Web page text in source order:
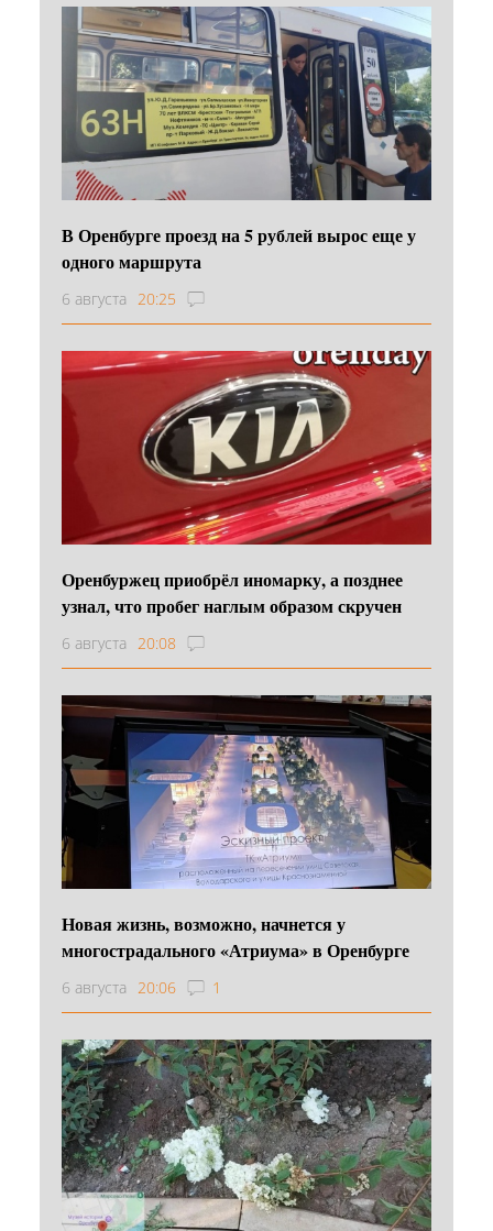
В Оренбурге проезд на 5 рублей вырос еще у
одного маршрута
6 августа 20:25
Оренбуржец приобрёл иномарку, а позднее
узнал, что пробег наглым образом скручен
6 августа 20:08
Новая жизнь, возможно, начнется у
многострадального «Атриума» в Оренбурге
6 августа 20:06 1